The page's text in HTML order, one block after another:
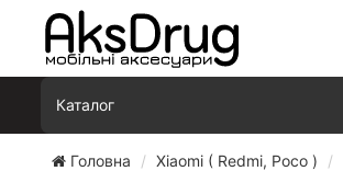
Каталог
Головна Xiaomi ( Redmi, Poco )